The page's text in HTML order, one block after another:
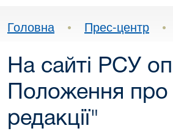
Головна • Прес-центр •
На сайті РСУ
Положення
редакції"